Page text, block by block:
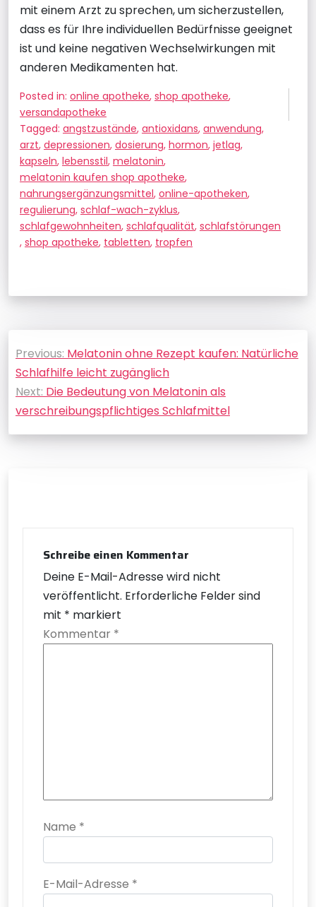
mit einem Arzt zu sprechen, um sicherzustellen,
dass es für Ihre individuellen Bedürfnisse geeignet
ist und keine negativen Wechselwirkungen mit
anderen Medikamenten hat.
Posted in: online apotheke, shop apotheke,
versandapotheke
Tagged: angstzustände, antioxidans, anwendung,
arzt, depressionen, dosierung, hormon, jetlag,
kapseln, lebensstil, melatonin,
melatonin kaufen shop apotheke,
nahrungsergänzungsmittel, online-apotheken,
regulierung, schlaf-wach-zyklus,
schlafgewohnheiten, schlafqualität, schlafstörungen
, shop apotheke, tabletten, tropfen
Beitragsnavigation
Previous: Melatonin ohne Rezept kaufen: Natürliche
Schlafhilfe leicht zugänglich
Next: Die Bedeutung von Melatonin als
verschreibungspflichtiges Schlafmittel
Schreibe einen Kommentar
Deine E-Mail-Adresse wird nicht
veröffentlicht. Erforderliche Felder sind
mit * markiert
Kommentar *
Name *
E-Mail-Adresse *